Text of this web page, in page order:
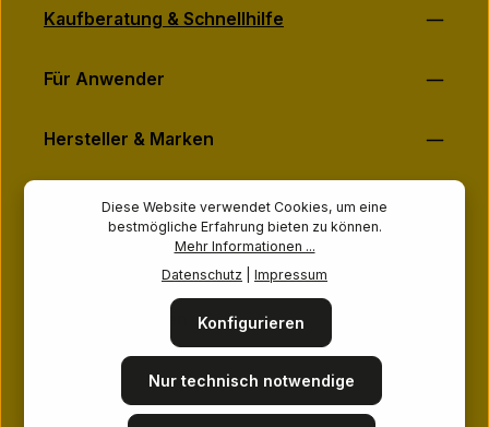
Kaufberatung & Schnellhilfe
Für Anwender
Hersteller & Marken
Über MASSAGE-PLANET
Diese Website verwendet Cookies, um eine
bestmögliche Erfahrung bieten zu können.
Mehr Informationen ...
Datenschutz
Impressum
Nur technisch notwendige
Konfigurieren